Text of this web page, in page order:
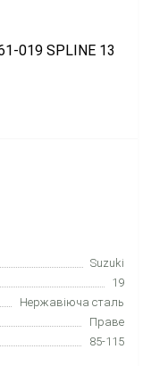
019 SPLINE 13
Suzuki
19
Нержавіюча сталь
Праве
85-115